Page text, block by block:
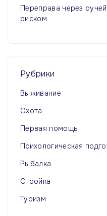
Переправа через
риском
Рубрики
Выживание
Охота
Первая помощь
Психологическая
Рыбалка
Стройка
Туризм